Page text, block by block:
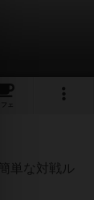
フェ
単な対戦ル